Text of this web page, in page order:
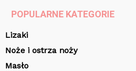
POPULARNE KATEGORIE
Lizaki
Noże i ostrza noży
Masło